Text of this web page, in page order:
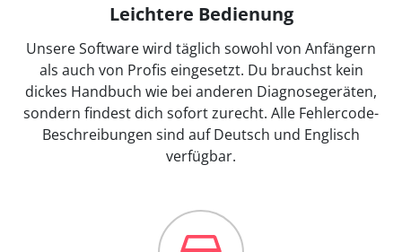
Leichtere Bedienung
Unsere Software wird täglich sowohl von Anfängern
als auch von Profis eingesetzt. Du brauchst kein
dickes Handbuch wie bei anderen Diagnosegeräten,
sondern findest dich sofort zurecht. Alle Fehlercode-
Beschreibungen sind auf Deutsch und Englisch
verfügbar.